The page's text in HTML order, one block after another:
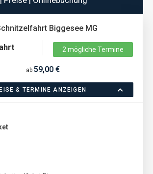
Biggesee MG
2 mögliche Termine
ab 59,00 €
& TERMINE ANZEIGEN